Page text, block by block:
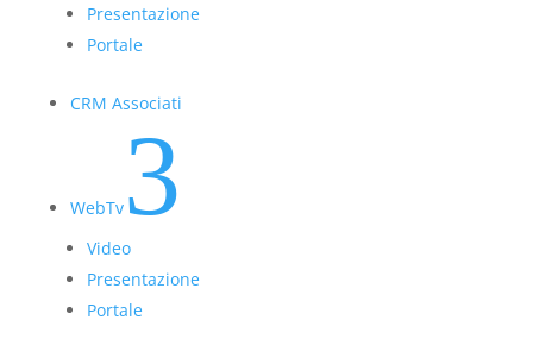
Presentazione
Portale
CRM Associati
WebTv3
Video
Presentazione
Portale